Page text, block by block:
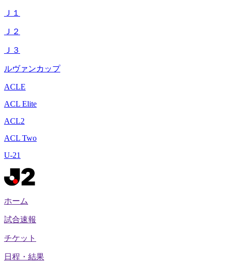
Ｊ１
Ｊ２
Ｊ３
ルヴァンカップ
ACLE
ACL Elite
ACL2
ACL Two
U-21
ホーム
試合速報
チケット
日程・結果